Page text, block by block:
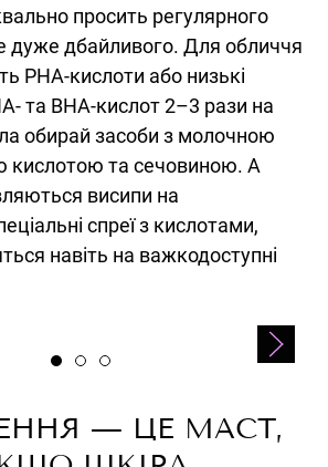
просить регулярного
дуже дбайливого. Для обличчя
PHA-кислоти або низькі
та BHA-кислот 2–3 рази на
обирай засоби з молочною
кислотою та сечовиною. А
висипи на
спреї з кислотами,
навіть на важкодоступні
— ЦЕ МАСТ,